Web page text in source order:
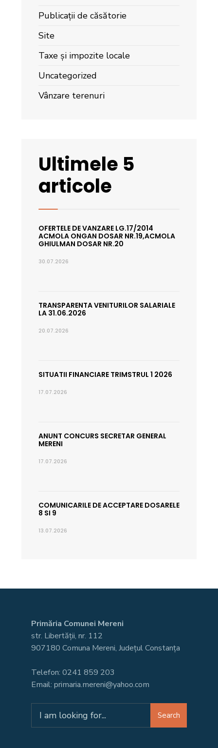
Publicații de căsătorie
Site
Taxe și impozite locale
Uncategorized
Vânzare terenuri
Ultimele 5
articole
OFERTELE DE VANZARE LG.17/2014
ACMOLA ONGAN DOSAR NR.19,ACMOLA
GHIULMAN DOSAR NR.20
30.07.2026
TRANSPARENTA VENITURILOR SALARIALE
LA 31.06.2026
20.07.2026
SITUATII FINANCIARE TRIMSTRUL 1 2026
17.07.2026
ANUNT CONCURS SECRETAR GENERAL
MERENI
17.07.2026
COMUNICARILE DE ACCEPTARE DOSARELE
8 SI 9
13.07.2026
Primăria Comunei Mereni
str. Libertății, nr. 112
907180 Comuna Mereni, Județul Constanța
Telefon: 0241 859 203
Email: primaria.mereni@yahoo.com
for:
Search